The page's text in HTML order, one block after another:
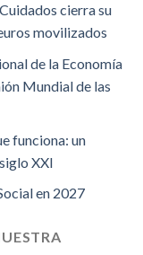
cierra su
movilizados
de la Economía
Mundial de las
funciona: un
XXI
en 2027